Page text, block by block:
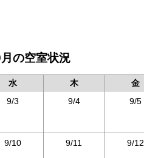
の空室状況
水 木 金
9/3 9/4 9/5
9/10 9/11 9/12